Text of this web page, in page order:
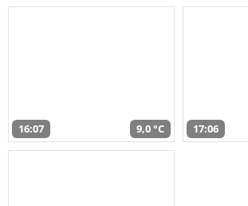
16:07 9,0 °C 17:06